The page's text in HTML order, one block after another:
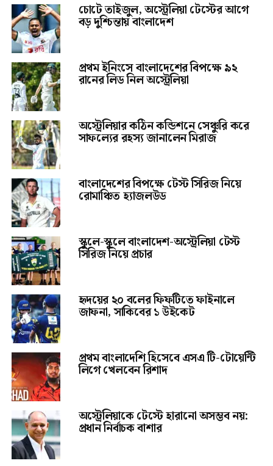
চোটে তাইজুল, অস্ট্রেলিয়া টেস্টের আগে
বড় দুশ্চিন্তায় বাংলাদেশ
প্রথম ইনিংসে বাংলাদেশের বিপক্ষে ৯২
রানের লিড নিল অস্ট্রেলিয়া
অস্ট্রেলিয়ার কঠিন কন্ডিশনে সেঞ্চুরি করে
সাফল্যের রহস্য জানালেন মিরাজ
বাংলাদেশের বিপক্ষে টেস্ট সিরিজ নিয়ে
রোমাঞ্চিত হ্যাজলউড
স্কুলে-স্কুলে বাংলাদেশ-অস্ট্রেলিয়া টেস্ট
সিরিজ নিয়ে প্রচার
হৃদয়ের ২০ বলের ফিফটিতে ফাইনালে
জাফনা, সাকিবের ১ উইকেট
প্রথম বাংলাদেশি হিসেবে এসএ টি-টোয়েন্টি
লিগে খেলবেন রিশাদ
অস্ট্রেলিয়াকে টেস্টে হারানো অসম্ভব নয়:
প্রধান নির্বাচক বাশার